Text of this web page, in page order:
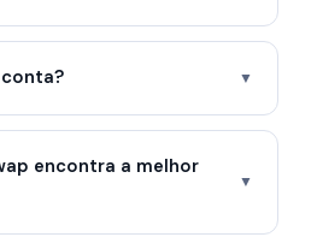
▼
encontra a melhor
▼